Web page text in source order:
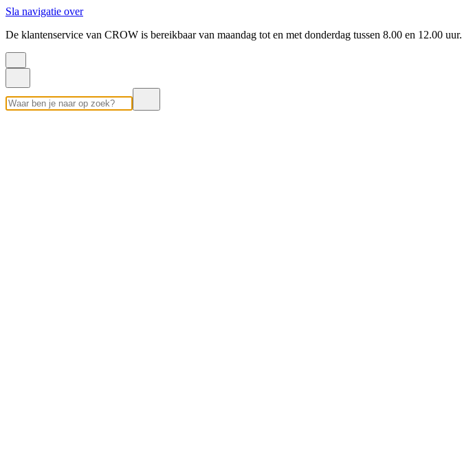
Sla navigatie over
De klantenservice van CROW is bereikbaar van maandag tot en met donderdag tussen 8.00 en 12.00 uur.